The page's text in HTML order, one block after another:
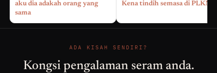
aku dia adakah orang yang
sama
Kena tindih semasa di PLKN
ADA KISAH SENDIRI?
Kongsi pengalaman seram anda.